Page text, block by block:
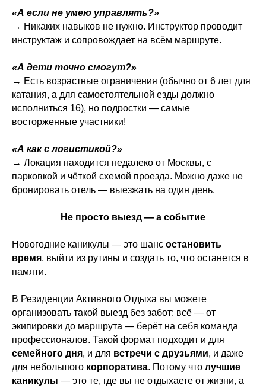
«А если не умею управлять?»
→ Никаких навыков не нужно. Инструктор проводит
инструктаж и сопровождает на всём маршруте.
«А дети точно смогут?»
→ Есть возрастные ограничения (обычно от 6 лет для
катания, а для самостоятельной езды должно
исполниться 16), но подростки — самые
восторженные участники!
«А как с логистикой?»
→ Локация находится недалеко от Москвы, с
парковкой и чёткой схемой проезда. Можно даже не
бронировать отель — выезжать на один день.
Не просто выезд — а событие
Новогодние каникулы — это шанс остановить
время, выйти из рутины и создать то, что останется в
памяти.
В Резиденции Активного Отдыха вы можете
организовать такой выезд без забот: всё — от
экипировки до маршрута — берёт на себя команда
профессионалов. Такой формат подходит и для
семейного дня, и для встречи с друзьями, и даже
для небольшого корпоратива. Потому что лучшие
каникулы — это те, где вы не отдыхаете от жизни, а